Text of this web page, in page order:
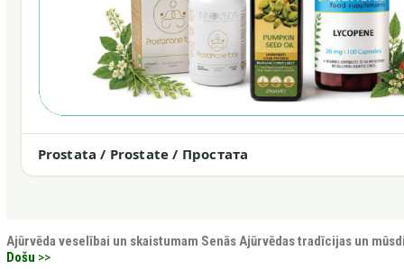
Prostata / Prostate / Простата
Ajūrvēda veselībai un skaistumam Senās Ajūrvēdas tradīcijas un
Došu >>